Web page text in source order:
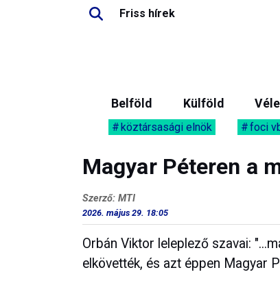
Friss hírek
Belföld Külföld
köztársasági elnök foci
Magyar Péteren a
Szerző: MTI
2026. május 29. 18:05
Orbán Viktor leleplező szavai:
elkövették, és azt éppen Magyar